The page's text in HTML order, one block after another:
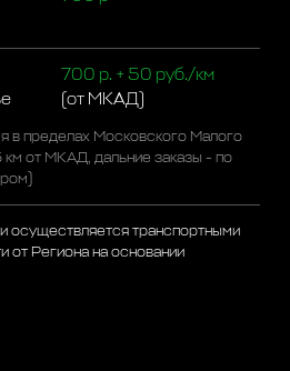
700 р. + 50 руб./км
(от МКАД)
в пределах Московского Малого
от МКАД, дальние заказы - по
осуществляется транспортными
от Региона на основании